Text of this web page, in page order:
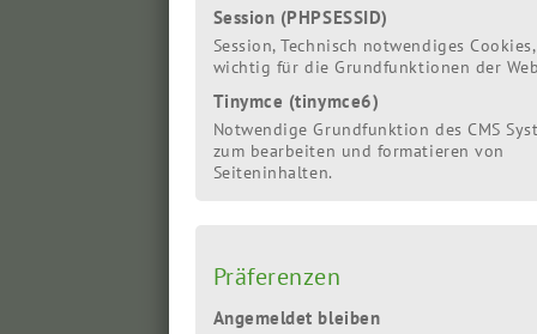
Session (PHPSESSID)
Session, Technisch notwendiges Cookies,
wichtig für die Grundfunktionen der
Tinymce (tinymce6)
Notwendige Grundfunktion des CMS
zum bearbeiten und formatieren von
Seiteninhalten.
Präferenzen
Angemeldet bleiben
Cuxhaven
ist seit der
Landtagswahl im Herbst